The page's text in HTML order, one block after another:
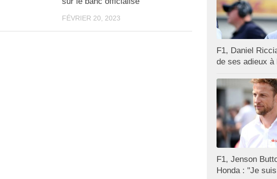
FÉVRIER 20, 2023
F1, Daniel
de ses adieux à
F1, Jenson
Honda : "Je